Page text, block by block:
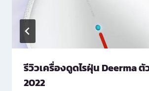
รีวิวเครื่องดูดไรฝุ่น Deerma
2022